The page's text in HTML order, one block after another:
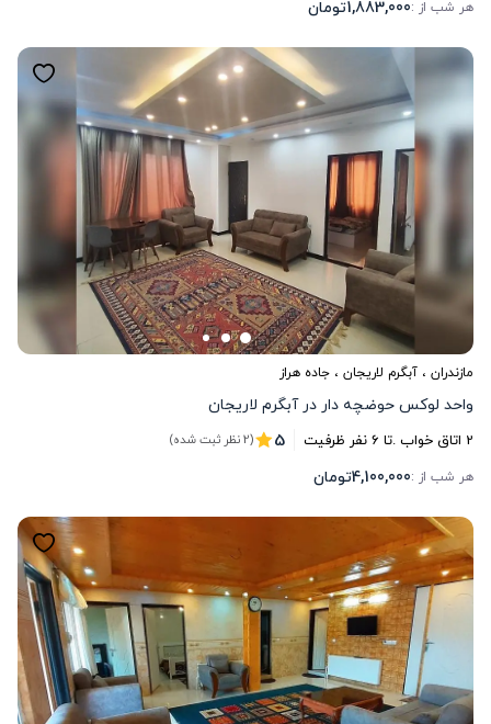
هر شب از :1,883,000تومان
مازندران ، آبگرم لاریجان ، جاده هراز
واحد لوکس حوضچه دار در آبگرم لاریجان
2 اتاق خواب .تا 6نفر ظرفیت 5 (2 نظر ثبت شده)
هر شب از :4,100,000تومان